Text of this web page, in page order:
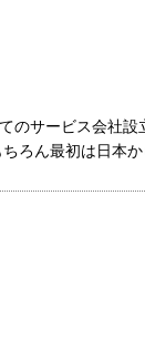
のサービス会社
ろん最初は日本か